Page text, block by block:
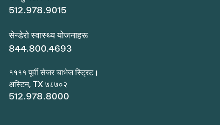
512.978.9015
सेन्डेरो स्वास्थ्य योजनाहरू
844.800.4693
११११ पूर्वी सेजर चाभेज स्ट्रिट।
अस्टिन, TX ७८७०२
512.978.8000